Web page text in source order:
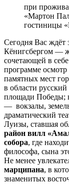
при
«Мартон
гостиницы
Сегодня Вас
Кёнигсбергом —
сочетающей в
программе
памятных мест
в области
площади Победы;
— вокзалы,
драматический
Луизы, ставшая
район вилл
собора, где
философа, сына
Не менее
марципана, в
знаменитых